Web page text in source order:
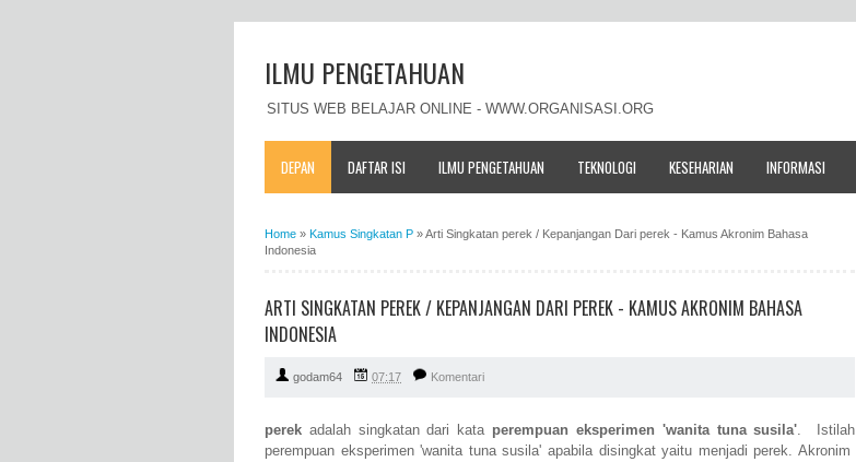
ILMU PENGETAHUAN
SITUS WEB BELAJAR ONLINE - WWW.ORGANISASI.ORG
DEPAN DAFTAR ISI ILMU PENGETAHUAN TEKNOLOGI KESEHARIAN INFORMASI
Home » Kamus Singkatan P »Arti Singkatan perek / Kepanjangan Dari perek - Kamus Akronim Bahasa
Indonesia
ARTI SINGKATAN PEREK / KEPANJANGAN DARI PEREK - KAMUS AKRONIM BAHASA
INDONESIA
godam64 07:17 Komentari
perek adalah singkatan dari kata perempuan eksperimen 'wanita tuna susila'. Istilah
perempuan eksperimen 'wanita tuna susila' apabila disingkat yaitu menjadi perek. Akronim